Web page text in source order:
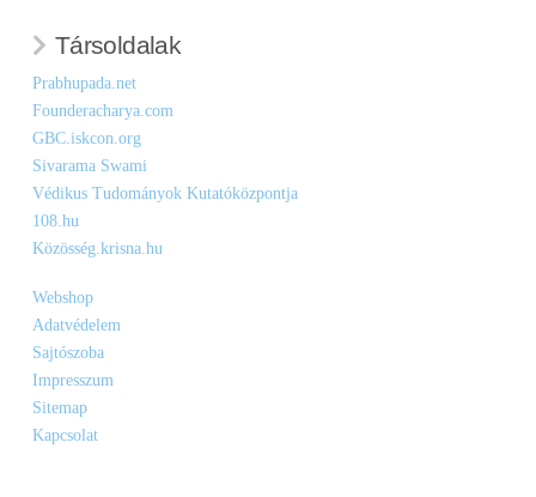
Társoldalak
Prabhupada.net
Founderacharya.com
GBC.iskcon.org
Sivarama Swami
Védikus Tudományok Kutatóközpontja
108.hu
Közösség.krisna.hu
Webshop
Adatvédelem
Sajtószoba
Impresszum
Sitemap
Kapcsolat